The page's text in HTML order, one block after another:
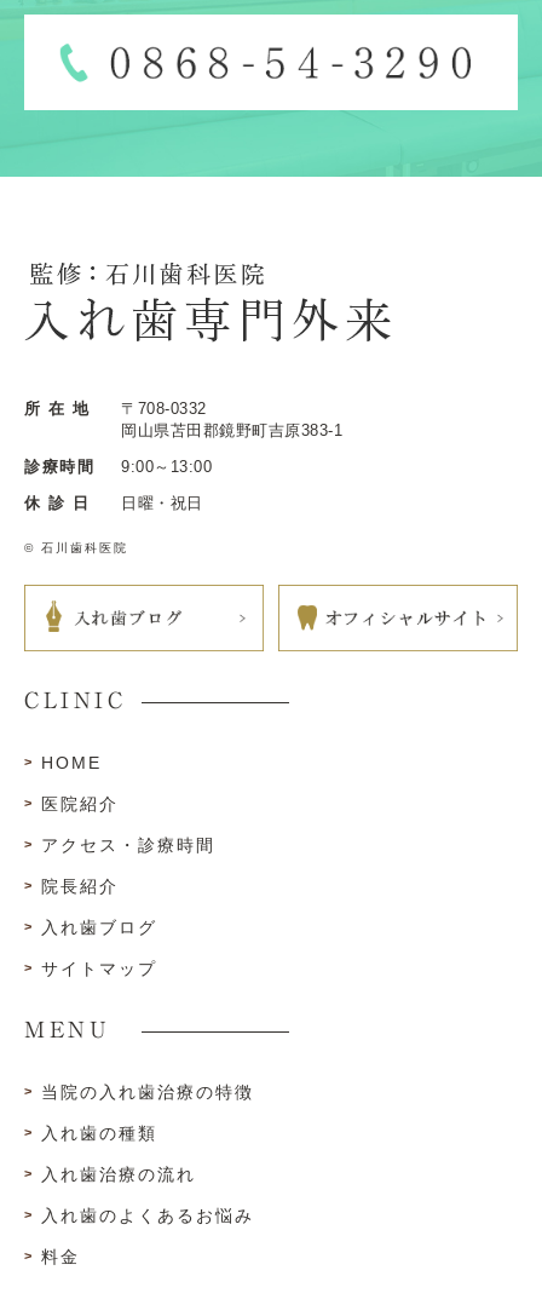
所 在 地
〒708-0332
岡山県苫田郡鏡野町吉原383-1
診療時間
9:00～13:00
休 診 日
日曜・祝日
© 石川歯科医院
CLINIC
HOME
医院紹介
アクセス・診療時間
院長紹介
入れ歯ブログ
サイトマップ
MENU
当院の入れ歯治療の特徴
入れ歯の種類
入れ歯治療の流れ
入れ歯のよくあるお悩み
料金